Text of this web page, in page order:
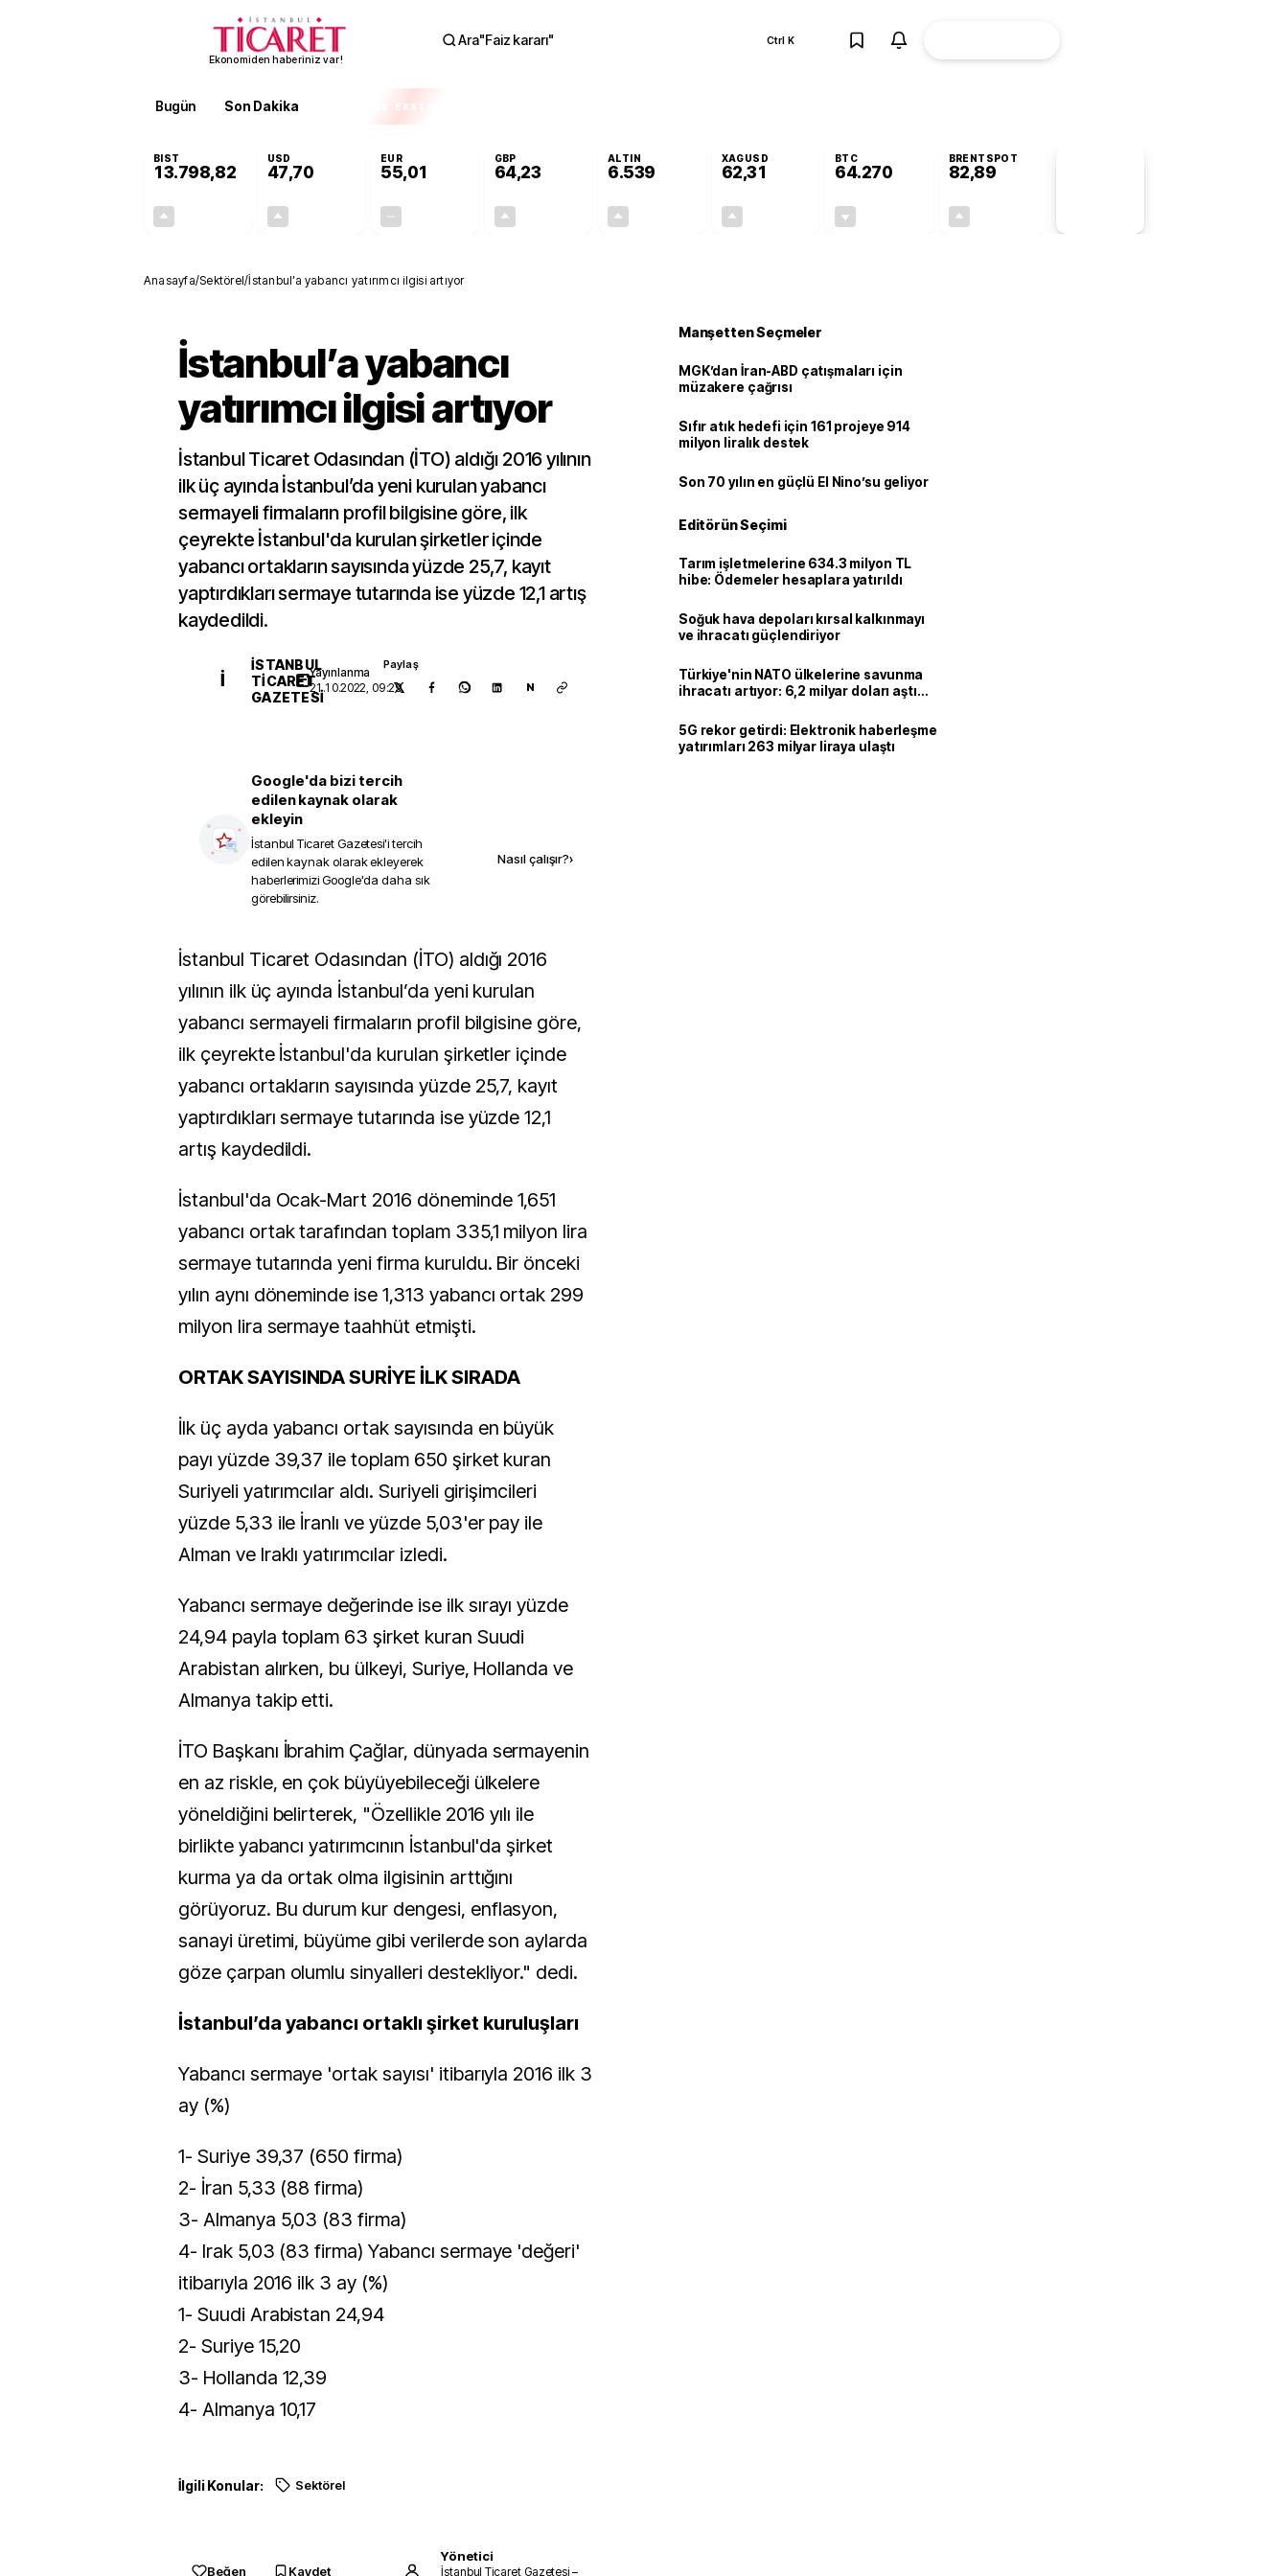
Ekonomiden haberiniz var!
Ara"Faiz kararı" Ctrl K
Bugün Son Dakika EKSTRA
BIST
13.798,82
USD
47,70
EUR
55,01
GBP
64,23
ALTIN
6.539
XAGUSD
62,31
BTC
64.270
BRENTSPOT
82,89
Anasayfa/Sektörel/İstanbul’a yabancı yatırımcı ilgisi artıyor
İstanbul’a yabancı
yatırımcı ilgisi artıyor
İstanbul Ticaret Odasından (İTO) aldığı 2016 yılının
ilk üç ayında İstanbul’da yeni kurulan yabancı
sermayeli firmaların profil bilgisine göre, ilk
çeyrekte İstanbul'da kurulan şirketler içinde
yabancı ortakların sayısında yüzde 25,7, kayıt
yaptırdıkları sermaye tutarında ise yüzde 12,1 artış
kaydedildi.
İ
İSTANBUL
TICARET
GAZETESI
Yayınlanma
21.10.2022, 09:29
Paylaş
N
Google'da bizi tercih
edilen kaynak olarak
ekleyin
İstanbul Ticaret Gazetesi'i tercih
edilen kaynak olarak ekleyerek
haberlerimizi Google'da daha sık
görebilirsiniz.
Nasıl çalışır?›
İstanbul Ticaret Odasından (İTO) aldığı 2016
yılının ilk üç ayında İstanbul’da yeni kurulan
yabancı sermayeli firmaların profil bilgisine göre,
ilk çeyrekte İstanbul'da kurulan şirketler içinde
yabancı ortakların sayısında yüzde 25,7, kayıt
yaptırdıkları sermaye tutarında ise yüzde 12,1
artış kaydedildi.
İstanbul'da Ocak-Mart 2016 döneminde 1,651
yabancı ortak tarafından toplam 335,1 milyon lira
sermaye tutarında yeni firma kuruldu. Bir önceki
yılın aynı döneminde ise 1,313 yabancı ortak 299
milyon lira sermaye taahhüt etmişti.
ORTAK SAYISINDA SURİYE İLK SIRADA
İlk üç ayda yabancı ortak sayısında en büyük
payı yüzde 39,37 ile toplam 650 şirket kuran
Suriyeli yatırımcılar aldı. Suriyeli girişimcileri
yüzde 5,33 ile İranlı ve yüzde 5,03'er pay ile
Alman ve Iraklı yatırımcılar izledi.
Yabancı sermaye değerinde ise ilk sırayı yüzde
24,94 payla toplam 63 şirket kuran Suudi
Arabistan alırken, bu ülkeyi, Suriye, Hollanda ve
Almanya takip etti.
İTO Başkanı İbrahim Çağlar, dünyada sermayenin
en az riskle, en çok büyüyebileceği ülkelere
yöneldiğini belirterek, "Özellikle 2016 yılı ile
birlikte yabancı yatırımcının İstanbul'da şirket
kurma ya da ortak olma ilgisinin arttığını
görüyoruz. Bu durum kur dengesi, enflasyon,
sanayi üretimi, büyüme gibi verilerde son aylarda
göze çarpan olumlu sinyalleri destekliyor." dedi.
İstanbul’da yabancı ortaklı şirket kuruluşları
Yabancı sermaye 'ortak sayısı' itibarıyla 2016 ilk 3
ay (%)
1- Suriye 39,37 (650 firma)
2- İran 5,33 (88 firma)
3- Almanya 5,03 (83 firma)
4- Irak 5,03 (83 firma) Yabancı sermaye 'değeri'
itibarıyla 2016 ilk 3 ay (%)
1- Suudi Arabistan 24,94
2- Suriye 15,20
3- Hollanda 12,39
4- Almanya 10,17
İlgili Konular: Sektörel
Beğen Kaydet
Yönetici
İstanbul Ticaret Gazetesi –
Manşetten Seçmeler
MGK’dan İran-ABD çatışmaları için
müzakere çağrısı
Sıfır atık hedefi için 161 projeye 914
milyon liralık destek
Son 70 yılın en güçlü El Nino’su geliyor
Editörün Seçimi
Tarım işletmelerine 634.3 milyon TL
hibe: Ödemeler hesaplara yatırıldı
Soğuk hava depoları kırsal kalkınmayı
ve ihracatı güçlendiriyor
Türkiye'nin NATO ülkelerine savunma
ihracatı artıyor: 6,2 milyar doları aştı
5G rekor getirdi: Elektronik haberleşme
yatırımları 263 milyar liraya ulaştı